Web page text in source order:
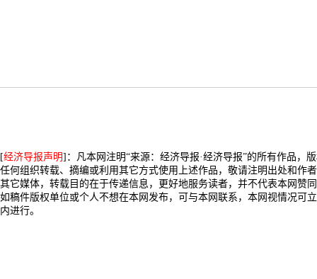
[经济导报声明]：凡本网注明“来源：经济导报·经济导报”的所有作品，
任何组织转载、摘编或利用其它方式使用上述作品，敬请注明出处和作
其它媒体，转载目的在于传递信息，更好地服务读者，并不代表本网赞
如稿件版权单位或个人不想在本网发布，可与本网联系，本网视情况可
内进行。